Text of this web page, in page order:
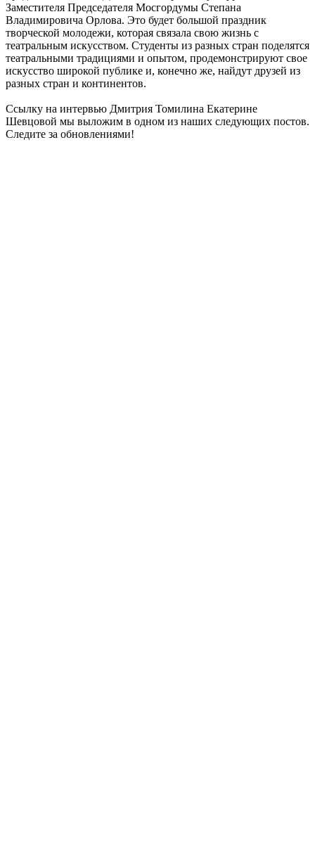
Заместителя Председателя Мосгордумы Степана
Владимировича Орлова. Это будет большой праздник
творческой молодежи, которая связала свою жизнь с
театральным искусством. Студенты из разных стран поделятся
театральными традициями и опытом, продемонстрируют свое
искусство широкой публике и, конечно же, найдут друзей из
разных стран и континентов.
Ссылку на интервью Дмитрия Томилина Екатерине
Шевцовой мы выложим в одном из наших следующих постов.
Следите за обновлениями!